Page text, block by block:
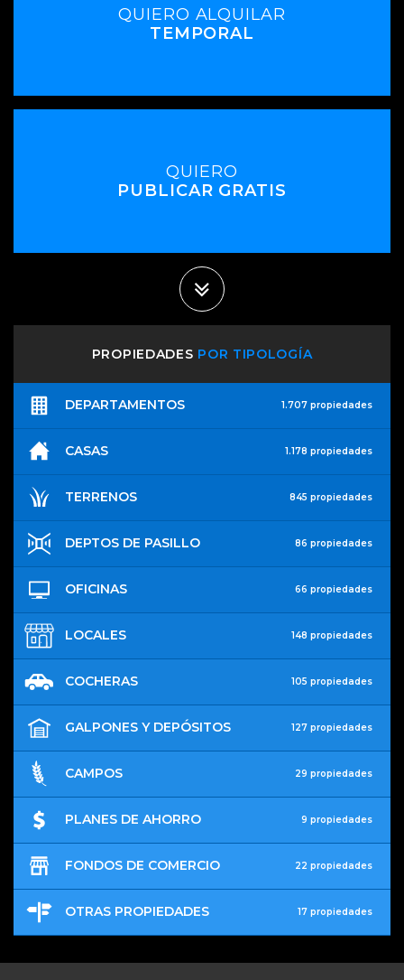
QUIERO ALQUILAR
TEMPORAL
QUIERO
PUBLICAR GRATIS
PROPIEDADES POR TIPOLOGÍA
DEPARTAMENTOS 1.707 propiedades
CASAS 1.178 propiedades
TERRENOS 845 propiedades
DEPTOS DE PASILLO 86 propiedades
OFICINAS 66 propiedades
LOCALES 148 propiedades
COCHERAS 105 propiedades
GALPONES Y DEPÓSITOS 127 propiedades
CAMPOS 29 propiedades
PLANES DE AHORRO 9 propiedades
FONDOS DE COMERCIO 22 propiedades
OTRAS PROPIEDADES 17 propiedades